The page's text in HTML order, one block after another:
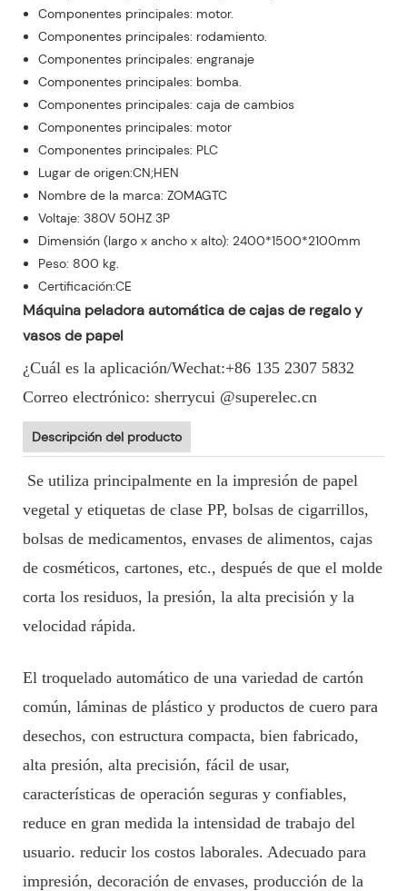
Componentes principales: motor.
Componentes principales: rodamiento.
Componentes principales: engranaje
Componentes principales: bomba.
Componentes principales: caja de cambios
Componentes principales: motor
Componentes principales: PLC
Lugar de origen:CN;HEN
Nombre de la marca: ZOMAGTC
Voltaje: 380V 50HZ 3P
Dimensión (largo x ancho x alto): 2400*1500*2100mm
Peso: 800 kg.
Certificación:CE
Máquina peladora automática de cajas de regalo y
vasos de papel
¿Cuál es la aplicación/Wechat:+86 135 2307 5832
Correo electrónico: sherrycui @superelec.cn
Descripción del producto
Se utiliza principalmente en la impresión de papel
vegetal y etiquetas de clase PP, bolsas de cigarrillos,
bolsas de medicamentos, envases de alimentos, cajas
de cosméticos, cartones, etc., después de que el molde
corta los residuos, la presión, la alta precisión y la
velocidad rápida.
El troquelado automático de una variedad de cartón
común, láminas de plástico y productos de cuero para
desechos, con estructura compacta, bien fabricado,
alta presión, alta precisión, fácil de usar,
características de operación seguras y confiables,
reduce en gran medida la intensidad de trabajo del
usuario. reducir los costos laborales. Adecuado para
impresión, decoración de envases, producción de la